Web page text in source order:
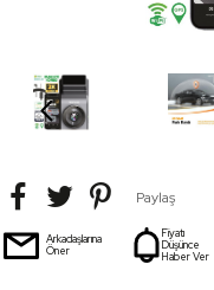
Paylaş
Arkadaşlarına
Öner
Fiyatı
Düşünce
Haber Ver